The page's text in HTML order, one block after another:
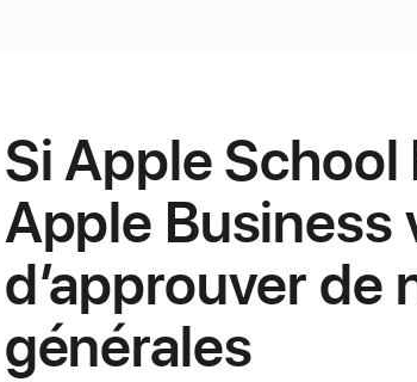
Si Apple School
Apple Business
d’approuver
générales